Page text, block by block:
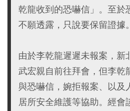
乾龍收到的恐嚇信」。至於
不願透露，只說要保留證據。
由於李乾龍遲遲未報案，新
武宏親自前往拜會，但李乾
與恐嚇信，婉拒報案、以及
居所安全維護等協助。經會